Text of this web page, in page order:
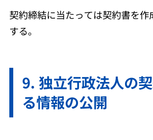
契約締結に当たっては契約書を作
する。
独立行政法人の
る情報の公開